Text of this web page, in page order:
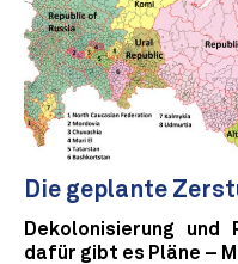
Die geplante
Dekolonisierung und
dafür gibt es Pläne –